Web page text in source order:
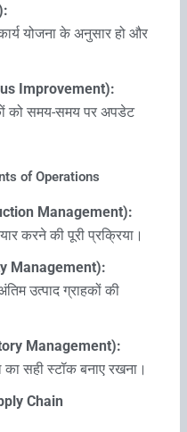
योजना के अनुसार हो और
Improvement):
को समय-समय पर अपडेट
of Operations
Management):
करने की पूरी प्रक्रिया।
Management):
उत्पाद ग्राहकों की
Management):
सही स्टॉक बनाए रखना।
Chain